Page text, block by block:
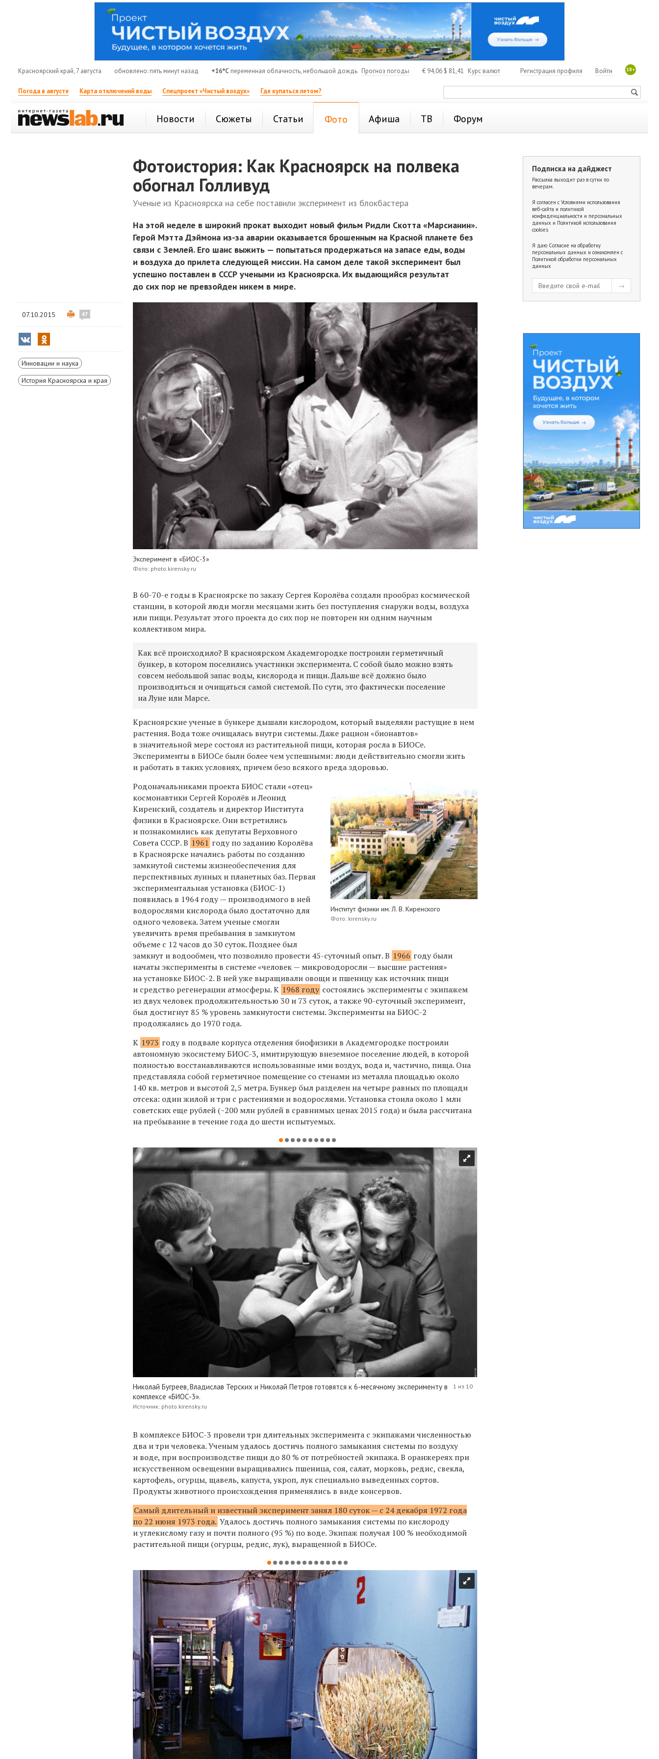
Красноярский край, 7 августа обновлено: пять минут назад +16°C переменная облачность, небольшой дождь Прогноз погоды € 94,06 $ 81,41 Курс валют 18+
Войти
Регистрация профиля
Погода в августе Карта отключений воды Спецпроект «Чистый воздух» Где купаться летом?
Новости Сюжеты Статьи Фото Афиша ТВ Форум
Фотоистория: Как Красноярск на полвека
обогнал Голливуд
Ученые из Красноярска на себе поставили эксперимент из блокбастера
На этой неделе в широкий прокат выходит новый фильм Ридли Скотта «Марсианин».
Герой Мэтта Дэймона из-за аварии оказывается брошенным на Красной планете без
связи с Землей. Его шанс выжить — попытаться продержаться на запасе еды, воды
и воздуха до прилета следующей миссии. На самом деле такой эксперимент был
успешно поставлен в СССР учеными из Красноярска. Их выдающийся результат
до сих пор не превзойден никем в мире.
07.10.2015 47
Инновации и наука
История Красноярска и края
Эксперимент в «БИОС-3»
Фото: photo.kirensky.ru
В 60-70-е годы в Красноярске по заказу Сергея Королёва создали прообраз космической
станции, в которой люди могли месяцами жить без поступления снаружи воды, воздуха
или пищи. Результат этого проекта до сих пор не повторен ни одним научным
коллективом мира.
Как всё происходило? В красноярском Академгородке построили герметичный
бункер, в котором поселились участники эксперимента. С собой было можно взять
совсем небольшой запас воды, кислорода и пищи. Дальше всё должно было
производиться и очищаться самой системой. По сути, это фактически поселение
на Луне или Марсе.
Красноярские ученые в бункере дышали кислородом, который выделяли растущие в нем
растения. Вода тоже очищалась внутри системы. Даже рацион «бионавтов»
в значительной мере состоял из растительной пищи, которая росла в БИОСе.
Эксперименты в БИОСе были более чем успешными: люди действительно смогли жить
и работать в таких условиях, причем безо всякого вреда здоровью.
Институт физики им. Л. В. Киренского
Фото: kirensky.ru
Родоначальниками проекта БИОС стали «отец»
космонавтики Сергей Королёв и Леонид
Киренский, создатель и директор Института
физики в Красноярске. Они встретились
и познакомились как депутаты Верховного
Совета СССР. В 1961 году по заданию Королёва
в Красноярске начались работы по созданию
замкнутой системы жизнеобеспечения для
перспективных лунных и планетных баз. Первая
экспериментальная установка (БИОС-1)
появилась в 1964 году — производимого в ней
водорослями кислорода было достаточно для
одного человека. Затем ученые смогли
увеличить время пребывания в замкнутом
объеме с 12 часов до 30 суток. Позднее был
замкнут и водообмен, что позволило провести 45-суточный опыт. В 1966 году были
начаты эксперименты в системе «человек — микроводоросли — высшие растения»
на установке БИОС-2. В ней уже выращивали овощи и пшеницу как источник пищи
и средство регенерации атмосферы. К 1968 году состоялись эксперименты с экипажем
из двух человек продолжительностью 30 и 73 суток, а также 90-суточный эксперимент,
был достигнут 85 % уровень замкнутости системы. Эксперименты на БИОС-2
продолжались до 1970 года.
К 1973 году в подвале корпуса отделения биофизики в Академгородке построили
автономную экосистему БИОС-3, имитирующую внеземное поселение людей, в которой
полностью восстанавливаются использованные ими воздух, вода и, частично, пища. Она
представляла собой герметичное помещение со стенами из металла площадью около
140 кв. метров и высотой 2,5 метра. Бункер был разделен на четыре равных по площади
отсека: один жилой и три с растениями и водорослями. Установка стоила около 1 млн
советских еще рублей (~200 млн рублей в сравнимых ценах 2015 года) и была рассчитана
на пребывание в течение года до шести испытуемых.
Николай Бугреев, Владислав Терских и Николай Петров готовятся к 6-месячному эксперименту в
комплексе «БИОС-3».
Источник: photo.kirensky.ru
1 из 10
В комплексе БИОС-3 провели три длительных эксперимента с экипажами численностью
два и три человека. Ученым удалось достичь полного замыкания системы по воздуху
и воде, при воспроизводстве пищи до 80 % от потребностей экипажа. В оранжереях при
искусственном освещении выращивались пшеница, соя, салат, морковь, редис, свекла,
картофель, огурцы, щавель, капуста, укроп, лук специально выведенных сортов.
Продукты животного происхождения применялись в виде консервов.
Самый длительный и известный эксперимент занял 180 суток — с 24 декабря 1972 года
по 22 июня 1973 года. Удалось достичь полного замыкания системы по кислороду
и углекислому газу и почти полного (95 %) по воде. Экипаж получал 100 % необходимой
растительной пищи (огурцы, редис, лук), выращенной в БИОСе.
Подписка на дайджест
Рассылка выходит раз в сутки по
вечерам.
Я согласен с Условиями использования
веб-сайта и политикой
конфиденциальности и персональных
данных и Политикой использования
cookies
Я даю Согласие на обработку
персональных данных и ознакомлен с
Политикой обработки персональных
данных